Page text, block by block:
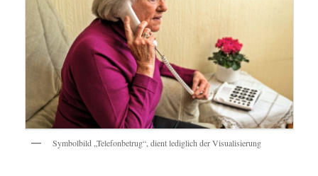
Symbolbild „Telefonbetrug“, dient lediglich der Visualisierung